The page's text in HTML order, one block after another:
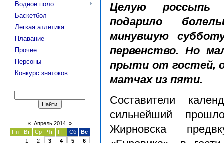
Водное поло
Баскетбол
Легкая атлетика
Плавание
Прочее...
Персоны
Конкурс знатоков
« Апрель 2014 »
Пн
Вт Ср Чт Пт Сб
Вс
1
2 3 4 5
6
Целую россыпь
подарило
минувшую
первенство. Но
прыти от гостей,
матчах из пяти.
Составители
сильнейший
Жирновска